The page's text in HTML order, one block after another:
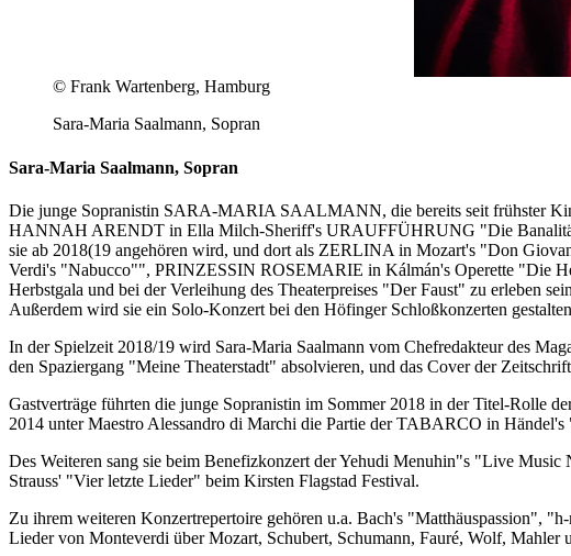
© Frank Wartenberg, Hamburg
Sara-Maria Saalmann, Sopran
Sara-Maria Saalmann, Sopran
Die junge Sopranistin SARA-MARIA SAALMANN, die bereits seit frühster
HANNAH ARENDT in Ella Milch-Sheriff's URAUFFÜHRUNG "Die Banalität
sie ab 2018(19 angehören wird, und dort als ZERLINA in Mozart's "Don
Verdi's "Nabucco"", PRINZESSIN ROSEMARIE in Kálmán's Operette "Die
Herbstgala und bei der Verleihung des Theaterpreises "Der Faust" zu erleben
Außerdem wird sie ein Solo-Konzert bei den Höfinger Schloßkonzerten
In der Spielzeit 2018/19 wird Sara-Maria Saalmann vom Chefredakteur des
den Spaziergang "Meine Theaterstadt" absolvieren, und das Cover der
Gastverträge führten die junge Sopranistin im Sommer 2018 in der Titel-
2014 unter Maestro Alessandro di Marchi die Partie der TABARCO in
Des Weiteren sang sie beim Benefizkonzert der Yehudi Menuhin"s "Live
Strauss' "Vier letzte Lieder" beim Kirsten Flagstad Festival.
Zu ihrem weiteren Konzertrepertoire gehören u.a. Bach's "Matthäuspassion",
Lieder von Monteverdi über Mozart, Schubert, Schumann, Fauré, Wolf,